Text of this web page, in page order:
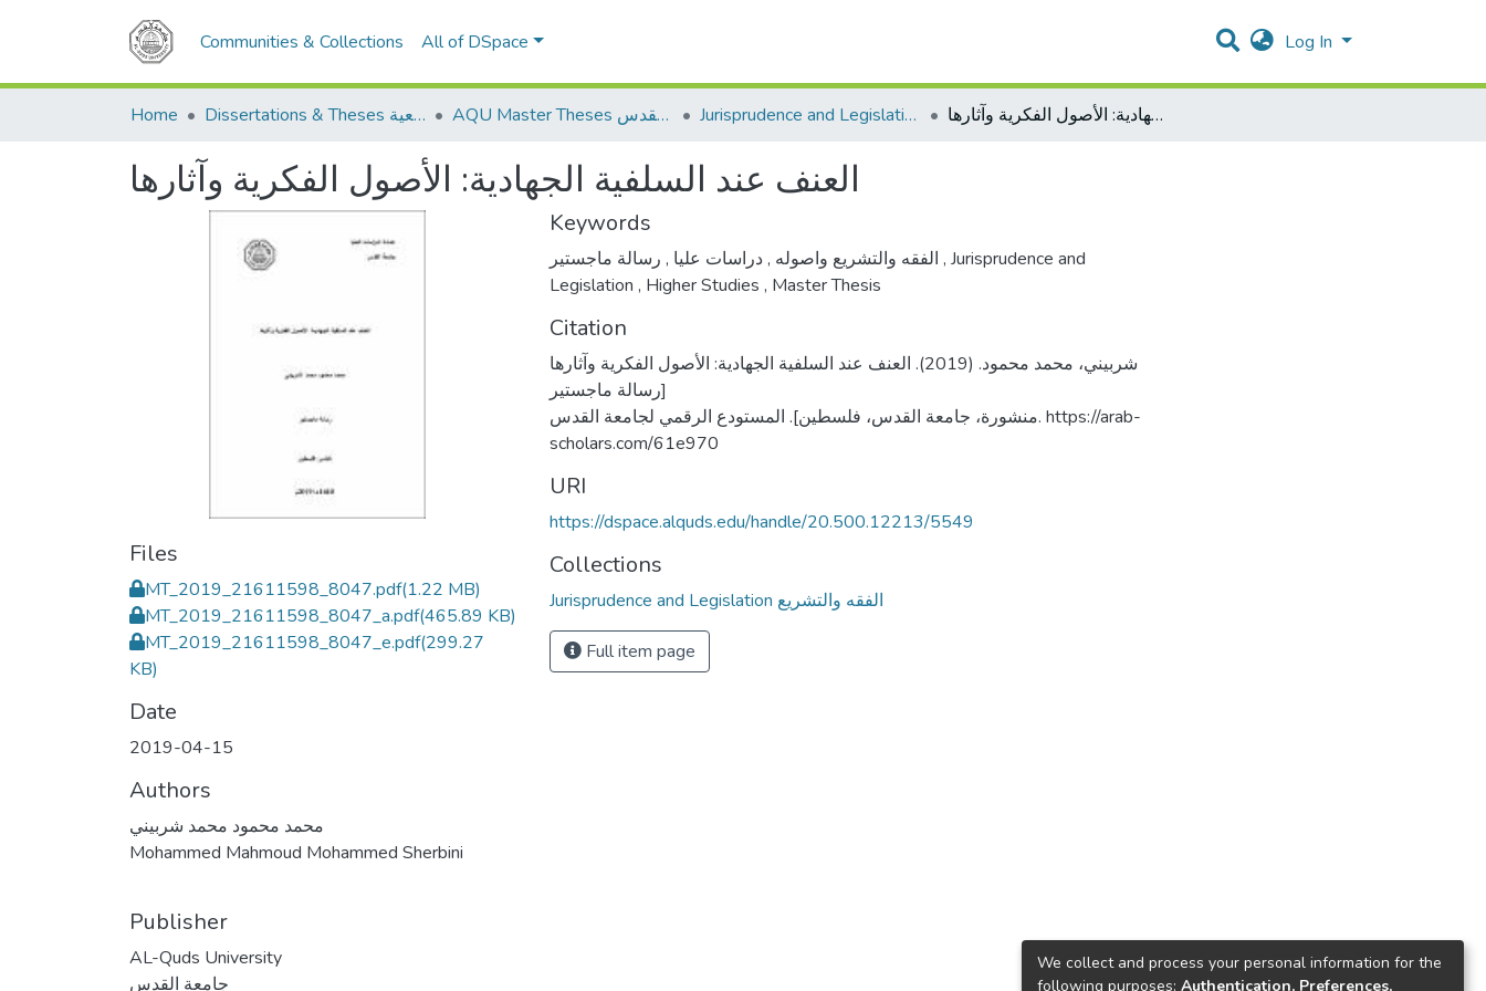
Communities & Collections All of DSpace Log In
Home Dissertations & Theses الرسائل الجامعية AQU Master Theses الرسائل الجامعية الخاصة بجامعة القدس Jurisprudence and Legislation الفقه والتشريع العنف عند السلفية الجهادية: الأصول الفكرية وآثارها
العنف عند السلفية الجهادية: الأصول الفكرية وآثارها
Files
MT_2019_21611598_8047.pdf(1.22 MB)
MT_2019_21611598_8047_a.pdf(465.89 KB)
MT_2019_21611598_8047_e.pdf(299.27
KB)
Date
2019-04-15
Authors
محمد محمود محمد شربيني
Mohammed Mahmoud Mohammed Sherbini
Publisher
AL-Quds University
جامعة القدس
Keywords
الفقه والتشريع واصوله ,دراسات عليا , , Jurisprudence and
Legislation , Higher Studies , Master Thesis
Citation
شربيني، محمد محمود. (2019). العنف عند السلفية الجهادية: الأصول الفكرية وآثارها
[رسالة ماجستير
منشورة، جامعة القدس، فلسطين]. المستودع الرقمي لجامعة القدس. https://arab-
scholars.com/61e970
URI
https://dspace.alquds.edu/handle/20.500.12213/5549
Collections
Jurisprudence and Legislation الفقه والتشريع
Full item page
We collect and process your personal information for the
following purposes: Authentication, Preferences,